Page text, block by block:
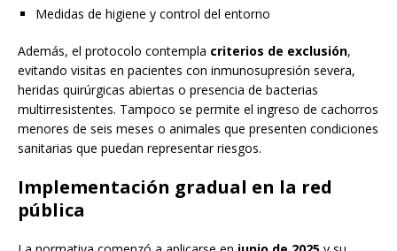
Medidas de higiene y control del entorno
Además, el protocolo contempla criterios de exclusión,
evitando visitas en pacientes con inmunosupresión severa,
heridas quirúrgicas abiertas o presencia de bacterias
multirresistentes. Tampoco se permite el ingreso de cachorros
menores de seis meses o animales que presenten condiciones
sanitarias que puedan representar riesgos.
Implementación gradual en la red
pública